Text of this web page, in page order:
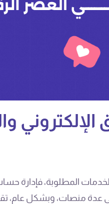
المطلوبة، فإدارة
عدة منصات، وبشكل